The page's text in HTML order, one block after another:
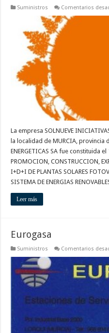
Suministros Comentarios
La empresa SOLNUEVE
la localidad de MURCIA, provincia
ENERGETICAS SA fue constituida
PROMOCION, CONSTRUCCION,
I+D+I DE PLANTAS SOLARES
SISTEMA DE ENERGIAS
Leer más
Eurogasa
Suministros Comentarios